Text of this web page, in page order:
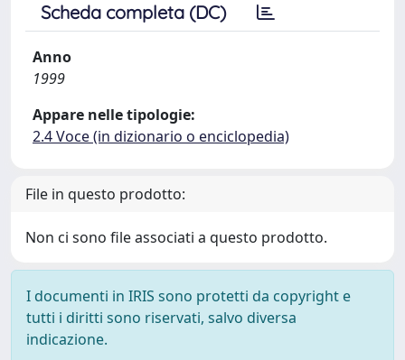
Scheda completa (DC)
Anno
1999
Appare nelle tipologie:
2.4 Voce (in dizionario o enciclopedia)
File in questo prodotto:
Non ci sono file associati a questo prodotto.
I documenti in IRIS sono protetti da copyright e
tutti i diritti sono riservati, salvo diversa
indicazione.